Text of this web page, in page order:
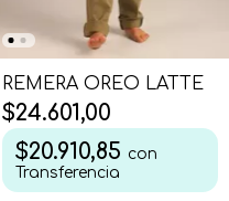
REMERA OREO LATTE
$24.601,00
$20.910,85 con
Transferencia